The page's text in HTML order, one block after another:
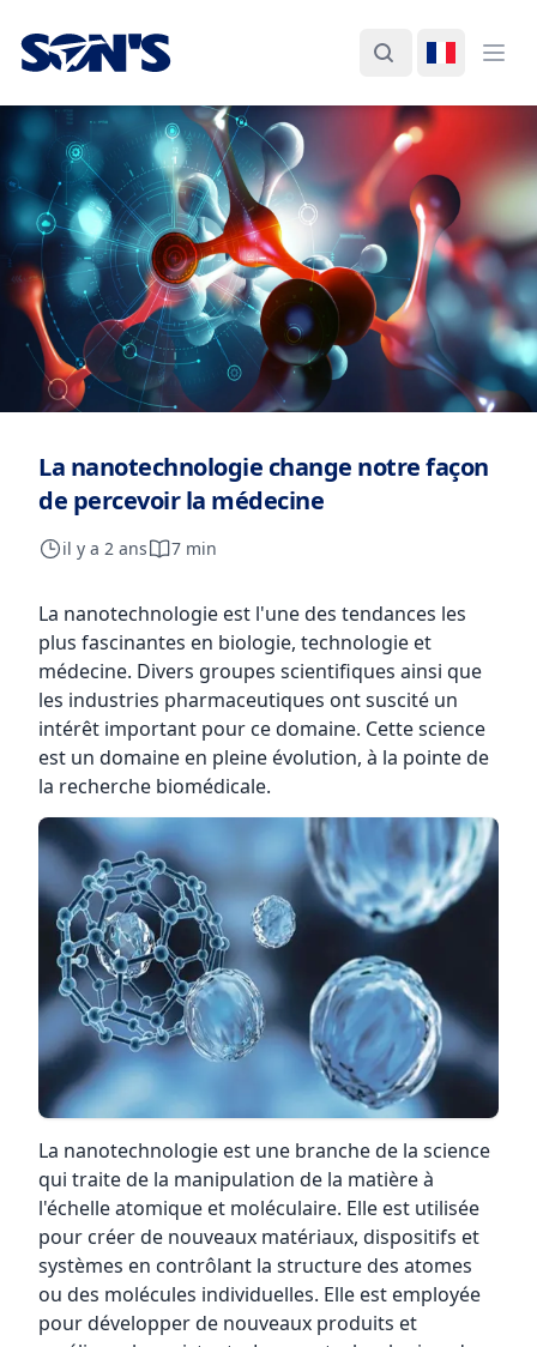
Laboratorios Química Son's
Rechercher
Changer
La nanotechnologie change notre façon
de percevoir la médecine
il y a 2 ans 7 min
La nanotechnologie est l'une des tendances les
plus fascinantes en biologie, technologie et
médecine. Divers groupes scientifiques ainsi que
les industries pharmaceutiques ont suscité un
intérêt important pour ce domaine. Cette science
est un domaine en pleine évolution, à la pointe de
la recherche biomédicale.
La nanotechnologie est une branche de la science
qui traite de la manipulation de la matière à
l'échelle atomique et moléculaire. Elle est utilisée
pour créer de nouveaux matériaux, dispositifs et
systèmes en contrôlant la structure des atomes
ou des molécules individuelles. Elle est employée
pour développer de nouveaux produits et